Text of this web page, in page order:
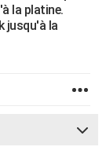
la platine.
jusqu'à la